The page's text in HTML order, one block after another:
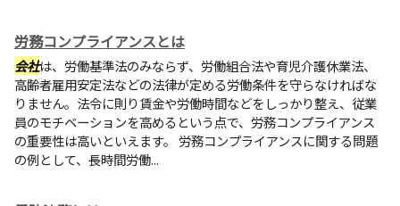
労務コンプライアンスとは
会社は、労働基準法のみならず、労働組合法や育児介護休業法、
高齢者雇用安定法などの法律が定める労働条件を守らなければな
りません。法令に則り賃金や労働時間などをしっかり整え、従業
員のモチベーションを高めるという点で、労務コンプライアンス
の重要性は高いといえます。 労務コンプライアンスに関する問題
の例として、長時間労働...